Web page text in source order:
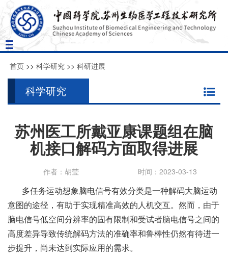
Toggle
navigation
首页 >> 科学研究 >> 科研进展
科学研究
苏州医工所戴亚康课题组在脑
机接口解码方面取得进展
作者：胡莹 时间：2023-03-13
多任务运动想象脑电信号有效分类是一种解码大脑运动
意图的途径，有助于实现精准高效的人机交互。然而，由于
脑电信号低空间分辨率的固有限制和受试者脑电信号之间的
高度差异导致传统解码方法的准确率和鲁棒性仍然有待进一
步提升，尚未达到实际应用的需求。